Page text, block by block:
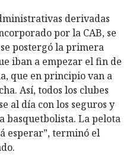
derivadas
por la CAB, se
postergó la primera
iban a empezar el fin de
que en principio van a
Así, todos los clubes
al día con los seguros y
basquetbolista. La pelota
esperar”, terminó el